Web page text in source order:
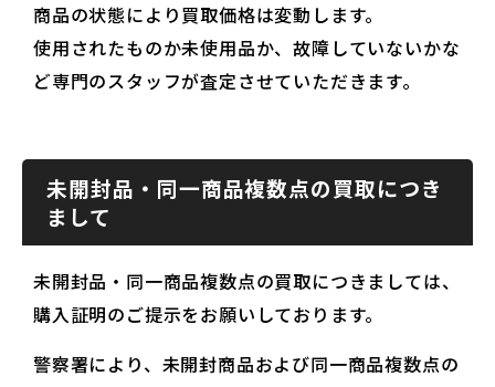
商品の状態により買取価格は変動します。
使用されたものか未使用品か、故障していないかな
ど専門のスタッフが査定させていただきます。
未開封品・同一商品複数点の買取につき
まして
未開封品・同一商品複数点の買取につきましては、
購入証明のご提示をお願いしております。
警察署により、未開封商品および同一商品複数点の